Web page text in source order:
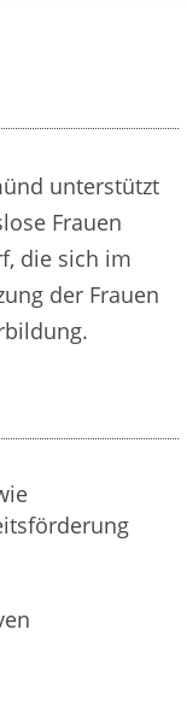
unterstützt
Frauen
die sich im
der Frauen